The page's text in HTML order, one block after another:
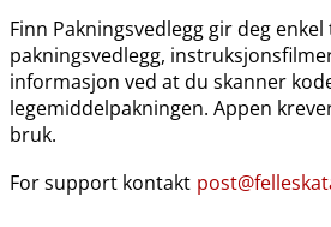
Finn Pakningsvedlegg gir deg
pakningsvedlegg,
informasjon ved at du skanner
legemiddelpakningen. Appen
bruk.
For support kontakt